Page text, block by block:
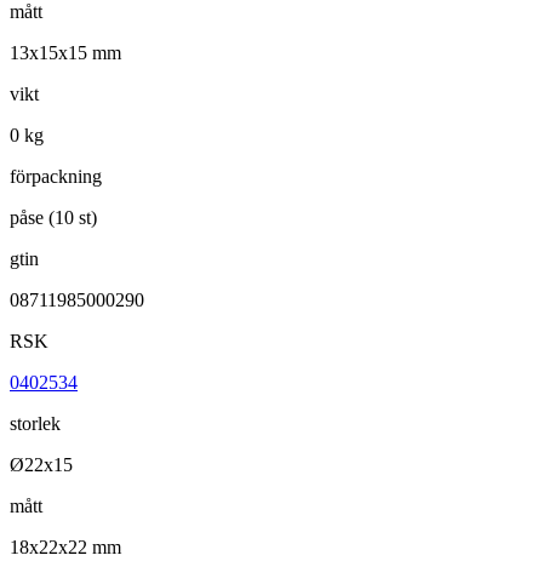
mått
13x15x15 mm
vikt
0 kg
förpackning
påse (10 st)
gtin
08711985000290
RSK
0402534
storlek
Ø22x15
mått
18x22x22 mm